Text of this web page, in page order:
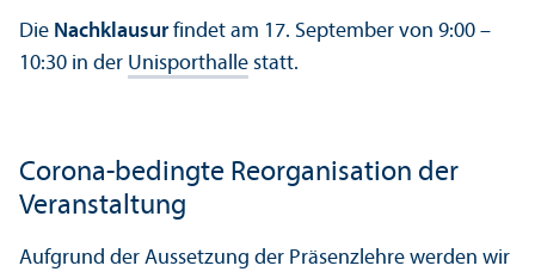
Die Nachklausurfindet am 17. September von 9:00 –
10:30 in der Unisporthalle statt.
Corona-bedingte Reorganisation der
Veranstaltung
Aufgrund der Aussetzung der Präsenzlehre werden wir